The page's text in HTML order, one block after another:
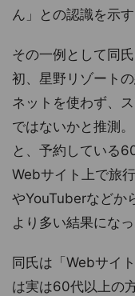
ん」との認識を示す
その一例として同
初、星野リゾート
ネットを使わず、
ではないかと推測
と、予約している
Webサイト上で旅
やYouTuberなどか
より多い結果になっ
同氏は「Webサイ
は実は60代以上の